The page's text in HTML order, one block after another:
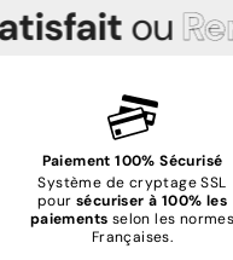
ou
Paiement 100% Sécurisé
Système de cryptage SSL
pour sécuriser à 100% les
paiements selon les normes
Françaises.